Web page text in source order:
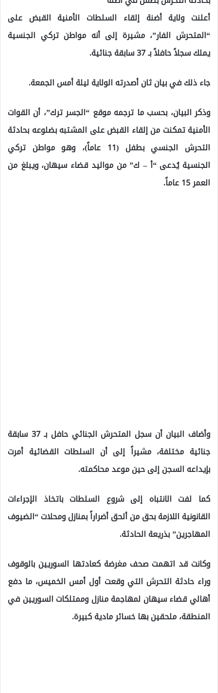
أعلنت ولاية أضنة إلقاء السلطات الأمنية القبض على
“المتحرش الفار”، مشيرة إلى أنه مواطن تركي الجنسية
يملك سجلاً حافلاً بـ 37 سابقة جنائية.
جاء ذلك في بيان ثان أصدرته الولاية ليلة أمس الجمعة.
وذكر البيان، بحسب ما ترجمه موقع “الجسر ترك”، أن القوات
الأمنية تمكنت من إلقاء القبض على المشتبه بضلوعه بحادثة
التحرش الجنسي بطفل (11 عاماً)، وهو مواطن تركي
الجنسية يُدعى “أ – ك” من مواليد قضاء سيهان، ويبلغ من
العمر 15 عاماً.
وأضاف البيان أن سجل المتحرش الجنائي حافل بـ 37 سابقة
جنائية مختلفة، مشيراً إلى أن السلطات القضائية أمرت
بإيداعه السجن إلى حين موعد محاكمته.
كما لفت الانتباه إلى شروع السلطات باتخاذ الإجراءات
القانونية اللازمة بحق من ألحق أضراراً بمنازل ومحلات “الضيوف
المهاجرين” بذريعة الحادثة.
وكانت قد اتهمت صحف مغرضة كعادتها السوريين بالوقوف
وراء حادثة التحرش التي وقعت أول أمس الخميس، ما دفع
أهالي قضاء سيهان لمهاجمة منازل وممتلكات السوريين في
المنطقة، ملحقين بها خسائر مادية كبيرة.